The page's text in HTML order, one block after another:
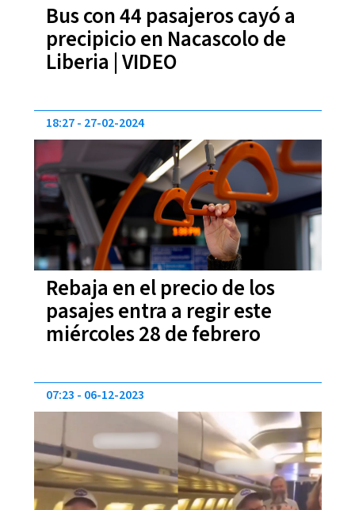
Bus con 44 pasajeros cayó a
precipicio en Nacascolo de
Liberia | VIDEO
Rebaja en el precio de los
pasajes entra a regir este
miércoles 28 de febrero
18:27 27-02-2024
07:23 06-12-2023